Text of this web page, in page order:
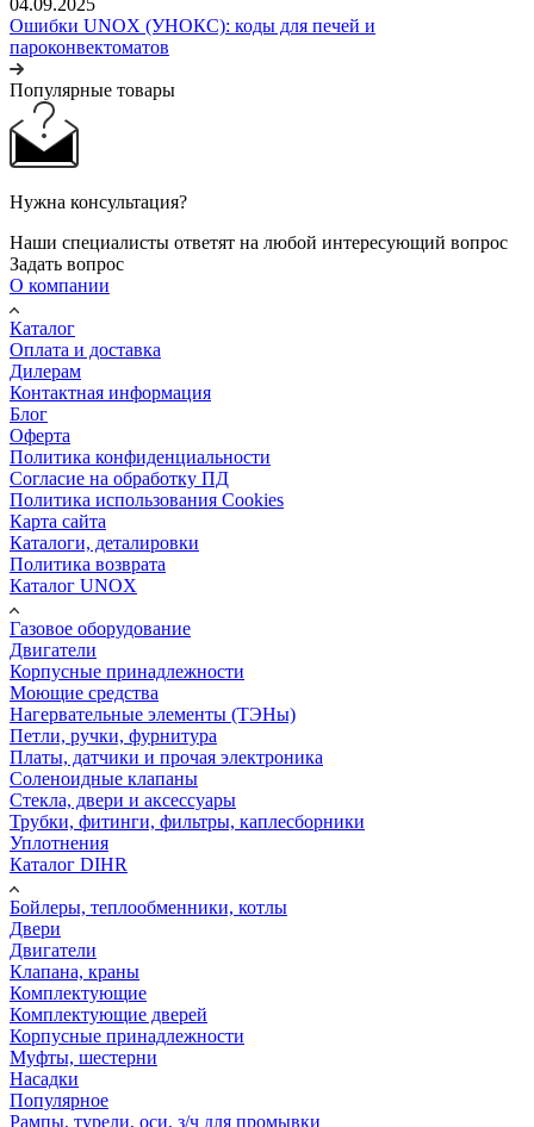
Ошибки UNOX (УНОКС): коды для печей и
пароконвектоматов
Популярные товары
Нужна консультация?
Наши специалисты ответят на любой интересующий вопрос
Задать вопрос
О компании
Каталог
Оплата и доставка
Дилерам
Контактная информация
Блог
Оферта
Политика конфиденциальности
Согласие на обработку ПД
Политика использования Cookies
Карта сайта
Каталоги, деталировки
Политика возврата
Каталог UNOX
Газовое оборудование
Двигатели
Корпусные принадлежности
Моющие средства
Нагервательные элементы (ТЭНы)
Петли, ручки, фурнитура
Платы, датчики и прочая электроника
Соленоидные клапаны
Стекла, двери и аксессуары
Трубки, фитинги, фильтры, каплесборники
Уплотнения
Каталог DIHR
Бойлеры, теплообменники, котлы
Двери
Двигатели
Клапана, краны
Комплектующие
Комплектующие дверей
Корпусные принадлежности
Муфты, шестерни
Насадки
Популярное
Рампы, турели, оси, з/ч для промывки